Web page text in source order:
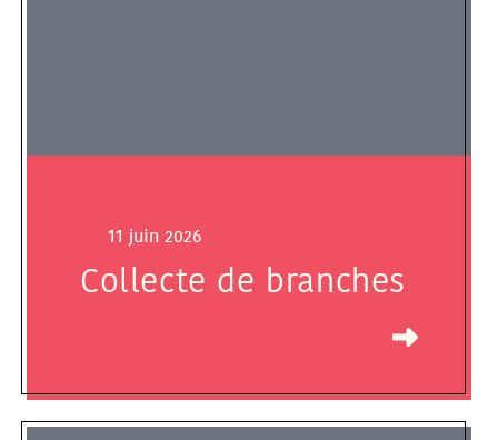
11 juin 2026
Collecte de branches